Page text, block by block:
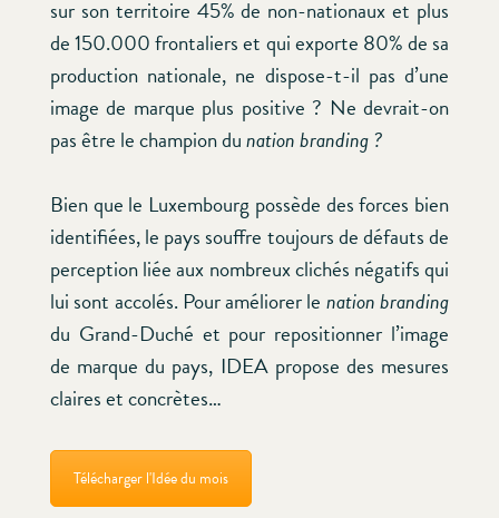
sur son territoire 45% de non-nationaux et plus
de 150.000 frontaliers et qui exporte 80% de sa
production nationale, ne dispose-t-il pas d’une
image de marque plus positive ? Ne devrait-on
pas être le champion dunation branding ?
Bien que le Luxembourg possède des forces bien
identifiées, le pays souffre toujours de défauts de
perception liée aux nombreux clichés négatifs qui
lui sont accolés. Pour améliorer le nation branding
du Grand-Duché et pour repositionner l’image
de marque du pays, IDEA propose des mesures
claires et concrètes…
Télécharger l'Idée du mois